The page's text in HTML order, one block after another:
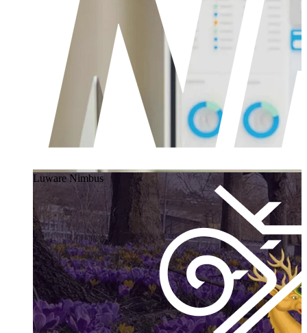
Luware Nimbus